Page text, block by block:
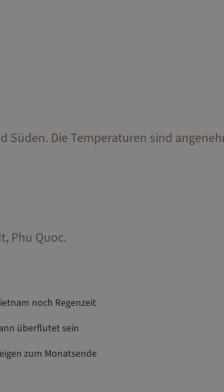
Die Temperaturen sind
Phu Quoc.
noch Regenzeit
überflutet sein
zum Monatsende